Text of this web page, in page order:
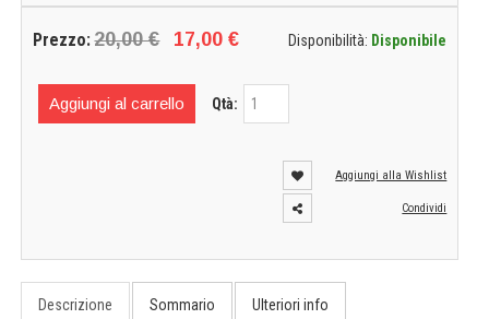
Disponibilità: Disponibile
Prezzo:20,00 € 17,00 €
Qtà:
Aggiungi al carrello
Aggiungi alla Wishlist
Condividi
Descrizione Sommario Ulteriori info